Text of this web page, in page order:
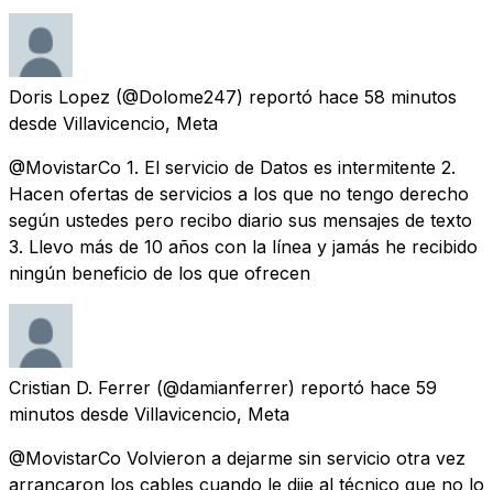
Doris Lopez (@Dolome247) reportó hace 58 minutos
desde Villavicencio, Meta
@MovistarCo 1. El servicio de Datos es intermitente 2.
Hacen ofertas de servicios a los que no tengo derecho
según ustedes pero recibo diario sus mensajes de texto
3. Llevo más de 10 años con la línea y jamás he recibido
ningún beneficio de los que ofrecen
Cristian D. Ferrer (@damianferrer) reportó hace 59
minutos desde Villavicencio, Meta
@MovistarCo Volvieron a dejarme sin servicio otra vez
arrancaron los cables cuando le dije al técnico que no lo